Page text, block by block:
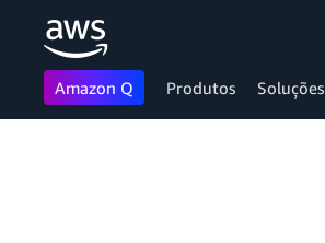
Amazon Q Produtos Soluções